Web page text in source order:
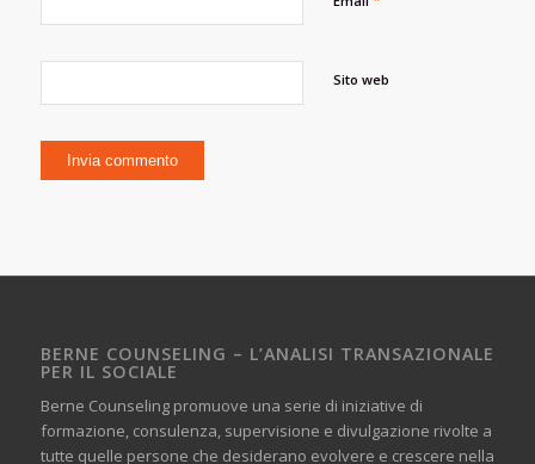
Sito web
BERNE COUNSELING – L’ANALISI TRANSAZIONALE
PER IL SOCIALE
Berne Counseling promuove una serie di iniziative di
formazione, consulenza, supervisione e divulgazione rivolte a
tutte quelle persone che desiderano evolvere e crescere nella